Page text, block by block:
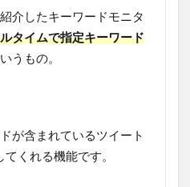
介したキーワードモニタ
タイムで指定キーワード
うもの。
が含まれているツイート
くれる機能です。